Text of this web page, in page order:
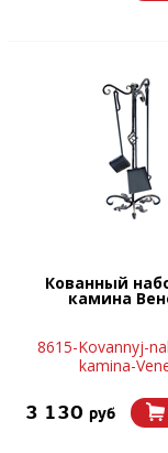
Кованный
камина
8615-Kovannyj-
kamina-
3 130 руб